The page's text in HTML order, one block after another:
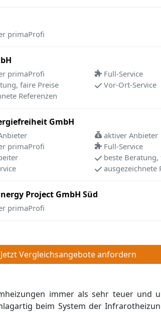
primaProfi
primaProfi
Full-Service
faire Preise
Vor-Ort-Service
Referenzen
GmbH
aktiver Anbieter
primaProfi
Full-Service
beste Beratung,
ausgezeichnete
Project GmbH Süd
primaProfi
Jetzt Vergleichsangebote anfordern
immer als sehr teuer und
beim System der